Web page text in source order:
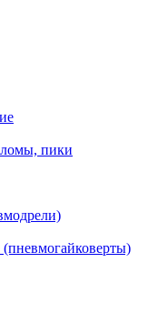
пики